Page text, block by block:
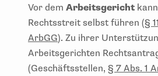
Vor dem Arbeitsgericht
Rechtsstreit selbst führen (§
ArbGG). Zu ihrer
Arbeitsgerichten
(Geschäftsstellen, § 7 Abs. 1